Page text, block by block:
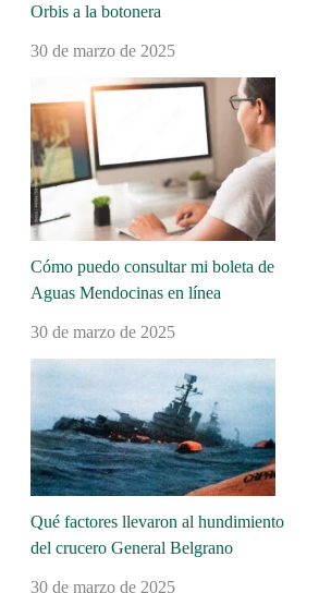
Orbis a la botonera
30 de marzo de 2025
Cómo puedo consultar mi boleta de
Aguas Mendocinas en línea
30 de marzo de 2025
Qué factores llevaron al hundimiento
del crucero General Belgrano
30 de marzo de 2025